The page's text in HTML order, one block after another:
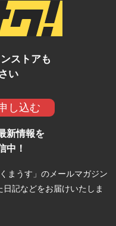
ストアも
い
し込む
新情報を
中！
まうす」のメールマガジン
記などをお届けいたしま